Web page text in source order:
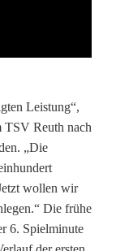
Leistung“,
TSV Reuth nach
„Die
wollen wir
Die frühe
6. Spielminute